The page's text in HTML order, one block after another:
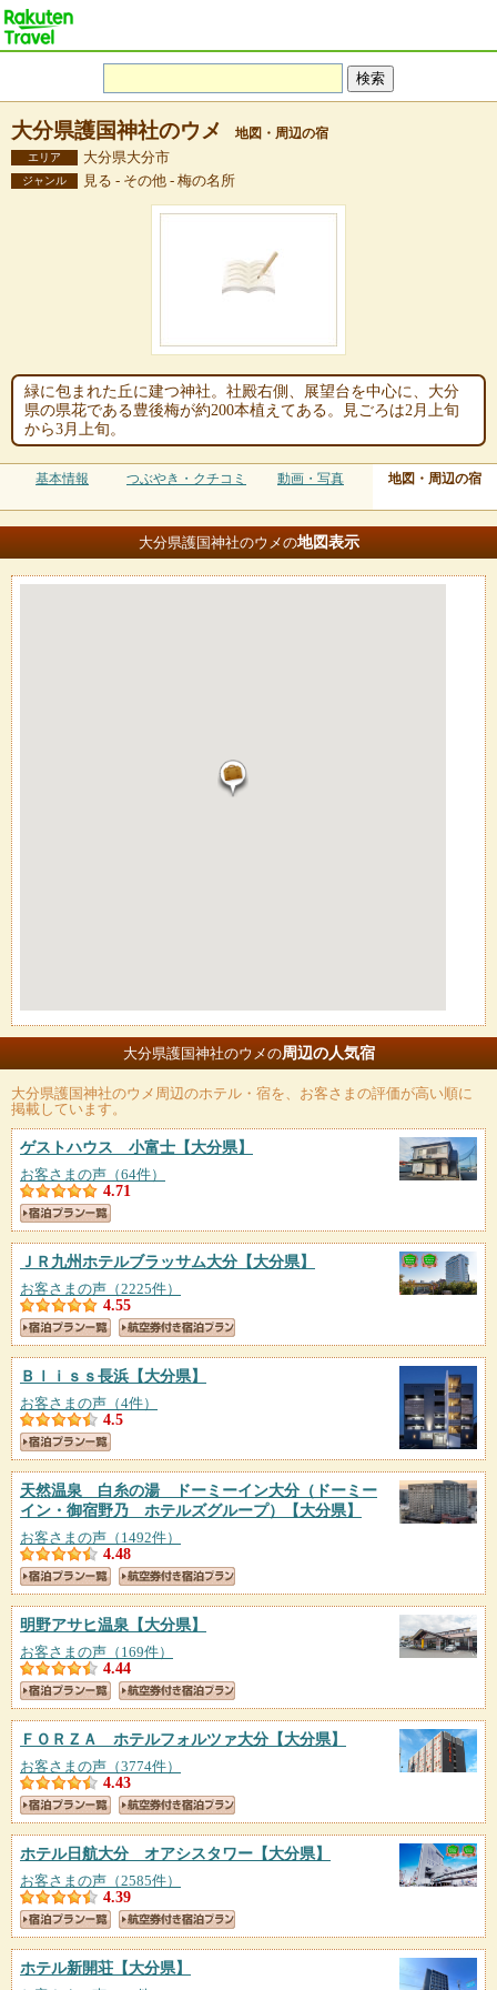
大分県護国神社のウメ 地図・周辺の宿
エリア 大分県大分市
ジャンル 見る - その他 - 梅の名所
緑に包まれた丘に建つ神社。社殿右側、展望台を中心に、大分
県の県花である豊後梅が約200本植えてある。見ごろは2月上旬
から3月上旬。
基本情報 つぶやき・クチコミ 動画・写真 地図・周辺の宿
大分県護国神社のウメの地図表示
大分県護国神社のウメの周辺の人気宿
大分県護国神社のウメ 周辺のホテル・宿を、お客さまの評価が高い順に
掲載しています。
ゲストハウス 小富士 【大分県】
お客さまの声（64件）
4.71
ＪＲ九州ホテルブラッサム大分【大分県】
お客さまの声（2225件）
4.55
Ｂｌｉｓｓ長浜 【大分県】
お客さまの声（4件）
4.5
天然温泉 白糸の湯 ドーミーイン大分（ドーミー
イン・御宿野乃 ホテルズグループ）
【大分県】
お客さまの声（1492件）
4.48
明野アサヒ温泉 【大分県】
お客さまの声（169件）
4.44
ＦＯＲＺＡ ホテルフォルツァ大分【大分県】
お客さまの声（3774件）
4.43
ホテル日航大分 オアシスタワー 【大分県】
お客さまの声（2585件）
4.39
ホテル新開荘 【大分県】